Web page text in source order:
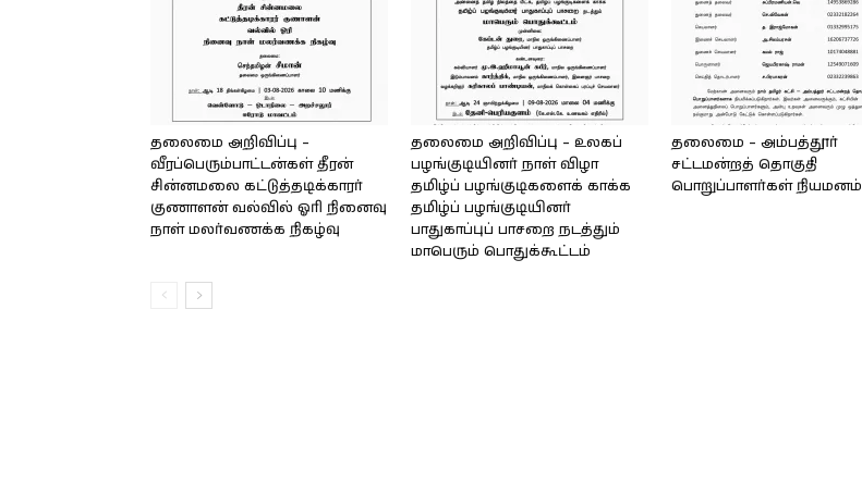
தலைமை அறிவிப்பு –
வீரப்பெரும்பாட்டன்கள் தீரன்
சின்னமலை கட்டுத்தடிக்காரர்
குணாளன் வல்வில் ஓரி நினைவு
நாள் மலர்வணக்க நிகழ்வு
தலைமை அறிவிப்பு – உலகப்
பழங்குடியினர் நாள் விழா
தமிழ்ப் பழங்குடிகளைக் காக்க
தமிழ்ப் பழங்குடியினர்
பாதுகாப்புப் பாசறை நடத்தும்
மாபெரும் பொதுக்கூட்டம்
தலைமை – அம்பத்தூர்
சட்டமன்றத் தொகுதி
பொறுப்பாளர்கள் நியமனம்